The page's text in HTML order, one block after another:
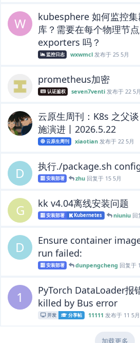
W
kubesphere 如何监控
库？需要在每个物理节
exporters 吗？
监控日志 wxwmcl 发布于25 5月
prometheus加密
认证鉴权 seven7venti 发布于22 5月
云原生周刊：K8s 之父
施演进丨2026.5.22
云原生周刊 xiaotian 发布于22 5月
D 执行./package.sh
安装部署 zhu 回复于 15 5月
G kk v4.04离线安装问题
安装部署 Kubernetes niuniu回
D
Ensure container
run failed:
安装部署 dunpengcheng 回复于
1
PyTorch DataLoader报
killed by Bus error
开发 分享帖 11111 发布于 11 5月
加载更多